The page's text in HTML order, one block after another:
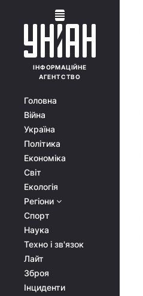
ІНФОРМАЦІЙНЕ
АГЕНТСТВО
Головна
Війна
Україна
Політика
Економіка
Світ
Екологія
Регіони
Спорт
Наука
Техно і зв'язок
Лайт
Зброя
Інциденти